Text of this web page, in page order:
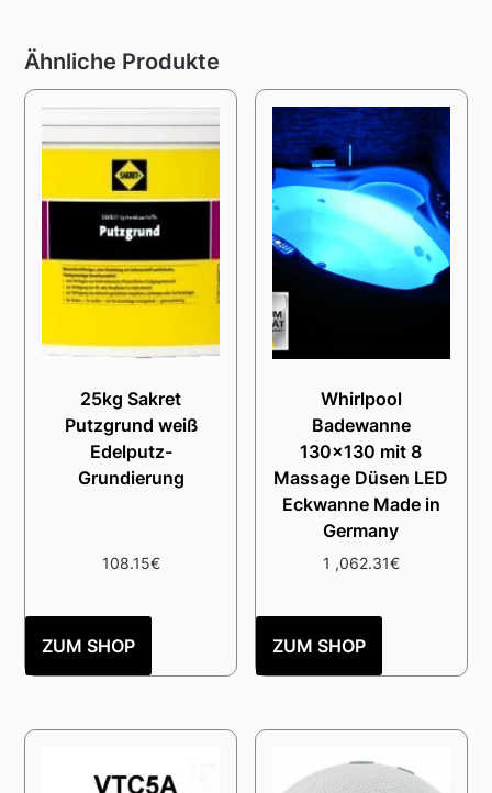
Ähnliche Produkte
25kg Sakret
Putzgrund weiß
Edelputz-
Grundierung
108.15€
ZUM SHOP
Whirlpool
Badewanne
130×130 mit 8
Massage Düsen LED
Eckwanne Made in
Germany
1 ,062.31€
ZUM SHOP